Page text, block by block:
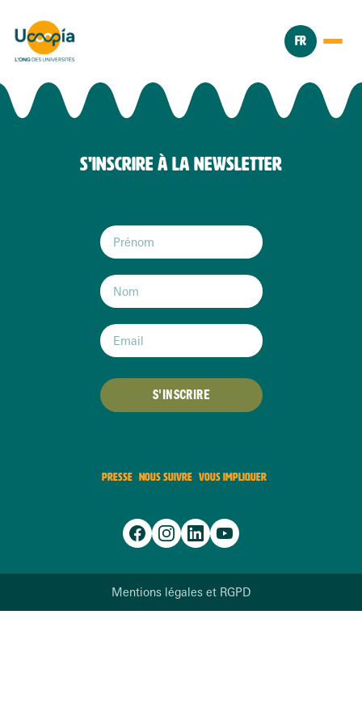
FR
S'INSCRIRE À LA NEWSLETTER
S'INSCRIRE
PRESSE NOUS SUIVRE VOUS IMPLIQUER
Mentions légales et RGPD